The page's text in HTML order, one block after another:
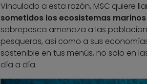
Vinculado a esta razón, MSC quiere
sometidos los ecosistemas marinos
sobrepesca amenaza a las
pesqueras, así como a sus
sostenible en tus menús, no solo en
día a día.